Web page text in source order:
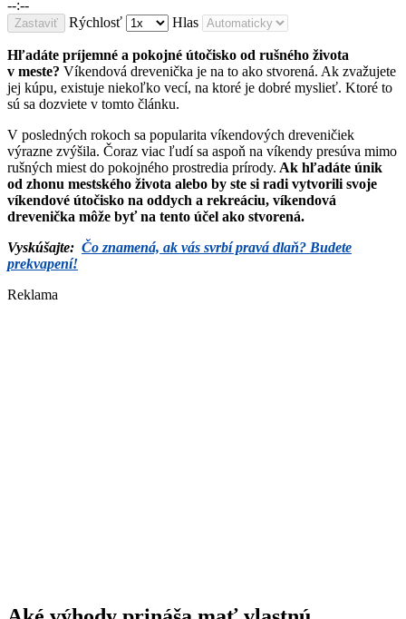
--:--
Zastaviť Rýchlosť Hlas
Hľadáte príjemné a pokojné útočisko od rušného života
v meste? Víkendová drevenička je na to ako stvorená. Ak zvažujete
jej kúpu, existuje niekoľko vecí, na ktoré je dobré myslieť. Ktoré to
sú sa dozviete v tomto článku.
V posledných rokoch sa popularita víkendových dreveničiek
výrazne zvýšila. Čoraz viac ľudí sa aspoň na víkendy presúva mimo
rušných miest do pokojného prostredia prírody. Ak hľadáte únik
od zhonu mestského života alebo by ste si radi vytvorili svoje
víkendové útočisko na oddych a rekreáciu, víkendová
drevenička môže byť na tento účel ako stvorená.
Vyskúšajte: Čo znamená, ak vás svrbí pravá dlaň? Budete
prekvapení!
Reklama